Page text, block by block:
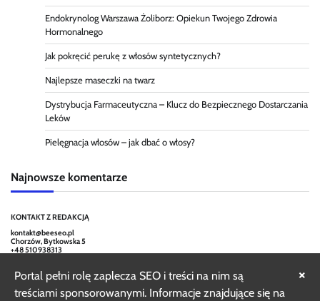
×
Portal pełni rolę zaplecza SEO i treści na nim są
treściami sponsorowanymi. Informacje znajdujące się na
Endokrynolog Warszawa Żoliborz: Opiekun Twojego Zdrowia
Hormonalnego
Jak pokręcić perukę z włosów syntetycznych?
Najlepsze maseczki na twarz
Dystrybucja Farmaceutyczna – Klucz do Bezpiecznego Dostarczania
Leków
Pielęgnacja włosów – jak dbać o włosy?
Najnowsze komentarze
KONTAKT Z REDAKCJĄ
kontakt@beeseo.pl
Chorzów, Bytkowska 5
+48 510938313